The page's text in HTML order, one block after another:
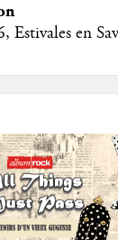
Estivales en